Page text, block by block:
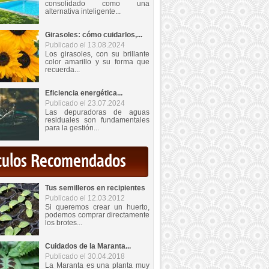
consolidado como una
alternativa inteligente...
Girasoles: cómo cuidarlos,...
Publicado el 13.08.2024
Los girasoles, con su brillante
color amarillo y su forma que
recuerda...
Eficiencia energética...
Publicado el 23.07.2024
Las depuradoras de aguas
residuales son fundamentales
para la gestión...
Recomendados
Tus semilleros en recipientes
Publicado el 12.03.2012
Si queremos crear un huerto,
podemos comprar directamente
los brotes...
Cuidados de la Maranta...
Publicado el 30.04.2018
La Maranta es una planta muy